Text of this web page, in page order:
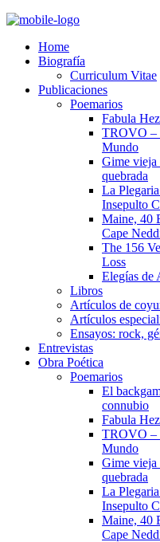
Home
Biografía
Curriculum Vitae​
Publicaciones
Poemarios
Fabula
TROVO –
Mundo
Gime vieja
quebrada
La
Insepulto
Maine, 40
Cape
The 156
Loss
Elegías de
Libros
Artículos de
Artículos
Ensayos: rock,
Entrevistas
Obra Poética
Poemarios
El
connubio
Fabula
TROVO –
Mundo
Gime vieja
quebrada
La
Insepulto
Maine, 40
Cape